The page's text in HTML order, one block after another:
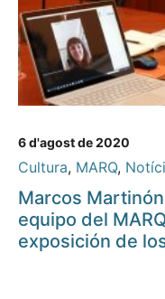
6 d'agost de 2020
Cultura, MARQ,
Marcos
equipo del
exposición de